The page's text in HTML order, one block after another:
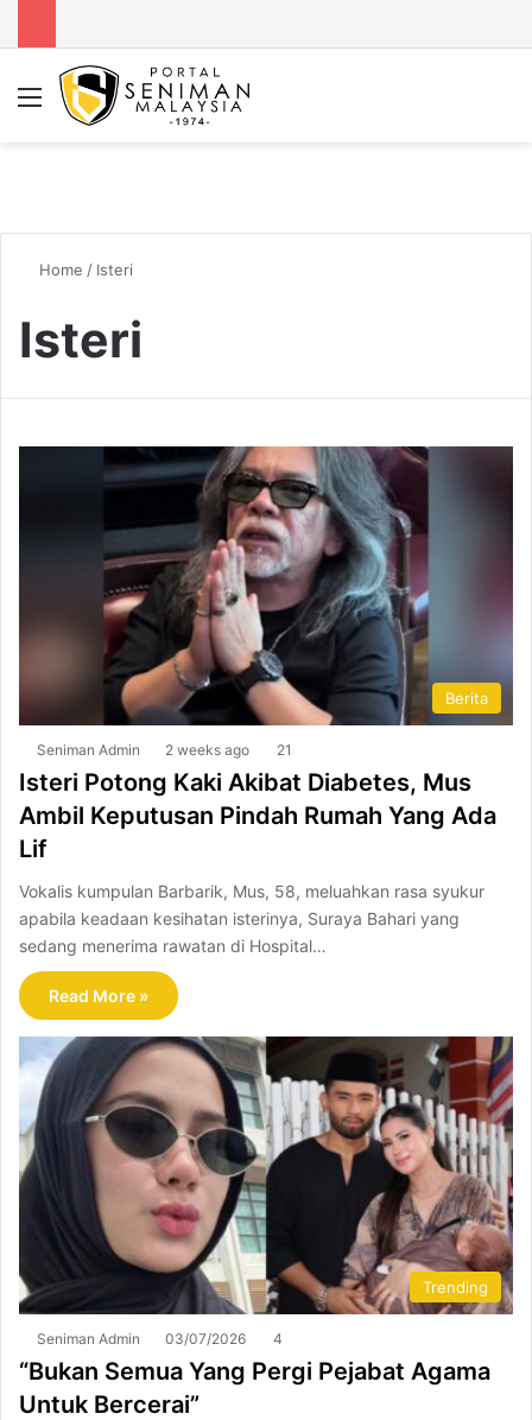
Menu
Home / Isteri
Isteri
Berita
Seniman Admin 2 weeks ago 21
Isteri Potong Kaki Akibat Diabetes, Mus
Ambil Keputusan Pindah Rumah Yang Ada
Lif
Vokalis kumpulan Barbarik, Mus, 58, meluahkan rasa syukur
apabila keadaan kesihatan isterinya, Suraya Bahari yang
sedang menerima rawatan di Hospital…
Read More »
Trending
Seniman Admin 03/07/2026 4
“Bukan Semua Yang Pergi Pejabat Agama
Untuk Bercerai”